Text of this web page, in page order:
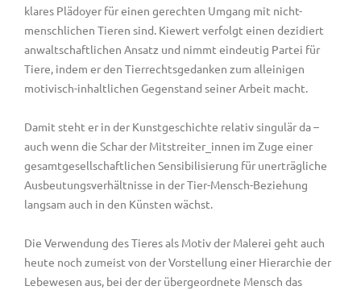
klares Plädoyer für einen gerechten Umgang mit nicht-
menschlichen Tieren sind. Kiewert verfolgt einen dezidiert
anwaltschaftlichen Ansatz und nimmt eindeutig Partei für
Tiere, indem er den Tierrechtsgedanken zum alleinigen
motivisch-inhaltlichen Gegenstand seiner Arbeit macht.
Damit steht er in der Kunstgeschichte relativ singulär da –
auch wenn die Schar der Mitstreiter_innen im Zuge einer
gesamtgesellschaftlichen Sensibilisierung für unerträgliche
Ausbeutungsverhältnisse in der Tier-Mensch-Beziehung
langsam auch in den Künsten wächst.
Die Verwendung des Tieres als Motiv der Malerei geht auch
heute noch zumeist von der Vorstellung einer Hierarchie der
Lebewesen aus, bei der der übergeordnete Mensch das